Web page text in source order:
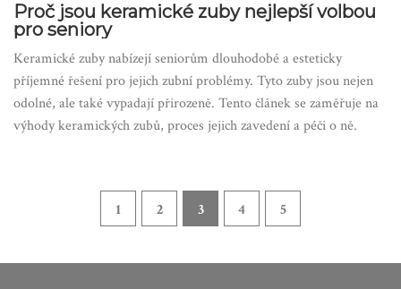
Proč jsou keramické zuby nejlepší volbou
pro seniory
Keramické zuby nabízejí seniorům dlouhodobé a esteticky
příjemné řešení pro jejich zubní problémy. Tyto zuby jsou nejen
odolné, ale také vypadají přirozeně. Tento článek se zaměřuje na
výhody keramických zubů, proces jejich zavedení a péči o ně.
1 2 3 4 5